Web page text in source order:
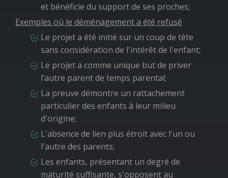
et bénéficie du support de ses proches;
Exemples où le déménagement a été refusé
Le projet a été initié sur un coup de tête
sans considération de l'intérêt de l'enfant;
Le projet a comme unique but de priver
l’autre parent de temps parental;
La preuve démontre un rattachement
particulier des enfants à leur milieu
d'origine;
L'absence de lien plus étroit avec l'un ou
l'autre des parents;
Les enfants, présentant un degré de
maturité suffisante, s'opposent au